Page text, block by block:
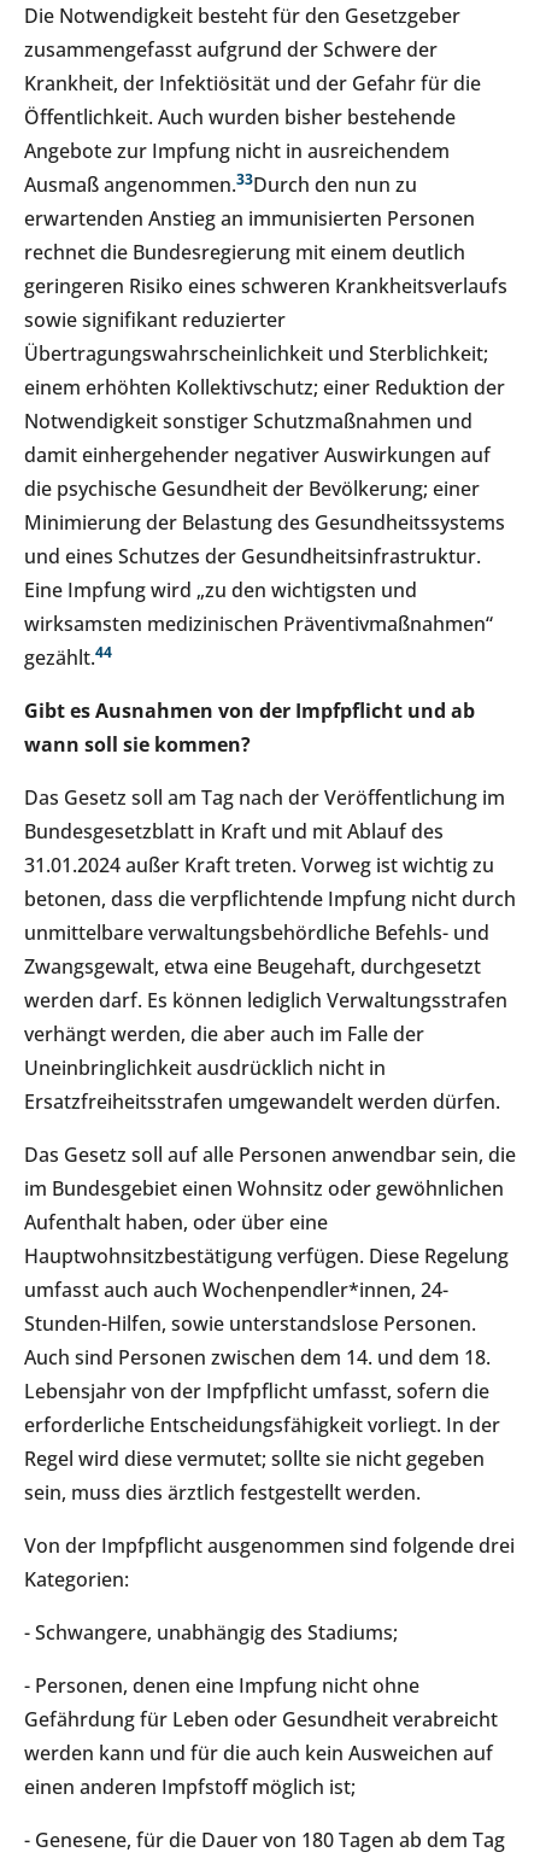
Die Notwendigkeit besteht für den Gesetzgeber
zusammengefasst aufgrund der Schwere der
Krankheit, der Infektiösität und der Gefahr für die
Öffentlichkeit. Auch wurden bisher bestehende
Angebote zur Impfung nicht in ausreichendem
Ausmaß angenommen.33Durch den nun zu
erwartenden Anstieg an immunisierten Personen
rechnet die Bundesregierung mit einem deutlich
geringeren Risiko eines schweren Krankheitsverlaufs
sowie signifikant reduzierter
Übertragungswahrscheinlichkeit und Sterblichkeit;
einem erhöhten Kollektivschutz; einer Reduktion der
Notwendigkeit sonstiger Schutzmaßnahmen und
damit einhergehender negativer Auswirkungen auf
die psychische Gesundheit der Bevölkerung; einer
Minimierung der Belastung des Gesundheitssystems
und eines Schutzes der Gesundheitsinfrastruktur.
Eine Impfung wird „zu den wichtigsten und
wirksamsten medizinischen Präventivmaßnahmen“
gezählt.44
Gibt es Ausnahmen von der Impfpflicht und ab
wann soll sie kommen?
Das Gesetz soll am Tag nach der Veröffentlichung im
Bundesgesetzblatt in Kraft und mit Ablauf des
31.01.2024 außer Kraft treten. Vorweg ist wichtig zu
betonen, dass die verpflichtende Impfung nicht durch
unmittelbare verwaltungsbehördliche Befehls- und
Zwangsgewalt, etwa eine Beugehaft, durchgesetzt
werden darf. Es können lediglich Verwaltungsstrafen
verhängt werden, die aber auch im Falle der
Uneinbringlichkeit ausdrücklich nicht in
Ersatzfreiheitsstrafen umgewandelt werden dürfen.
Das Gesetz soll auf alle Personen anwendbar sein, die
im Bundesgebiet einen Wohnsitz oder gewöhnlichen
Aufenthalt haben, oder über eine
Hauptwohnsitzbestätigung verfügen. Diese Regelung
umfasst auch auch Wochenpendler*innen, 24-
Stunden-Hilfen, sowie unterstandslose Personen.
Auch sind Personen zwischen dem 14. und dem 18.
Lebensjahr von der Impfpflicht umfasst, sofern die
erforderliche Entscheidungsfähigkeit vorliegt. In der
Regel wird diese vermutet; sollte sie nicht gegeben
sein, muss dies ärztlich festgestellt werden.
Von der Impfpflicht ausgenommen sind folgende drei
Kategorien:
- Schwangere, unabhängig des Stadiums;
- Personen, denen eine Impfung nicht ohne
Gefährdung für Leben oder Gesundheit verabreicht
werden kann und für die auch kein Ausweichen auf
einen anderen Impfstoff möglich ist;
- Genesene, für die Dauer von 180 Tagen ab dem Tag